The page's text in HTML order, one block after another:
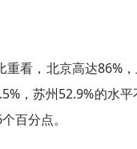
重看，北京高达86%
，苏州52.9%的水
百分点。